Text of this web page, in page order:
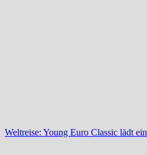
Weltreise: Young Euro Classic lädt ein